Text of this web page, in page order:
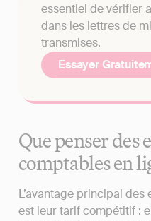
essentiel de vérifier
dans les lettres de
transmises.
Essayer
Que penser des
comptables en
L’avantage principal
est leur tarif compétitif :